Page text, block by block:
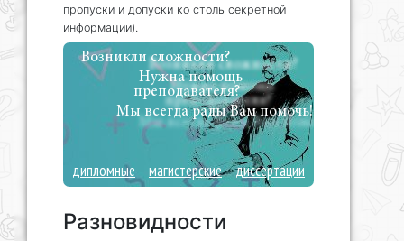
пропуски и допуски ко столь секретной
информации).
Возникли сложности?
Нужна помощь
преподавателя?
Мы всегда рады Вам помочь!
дипломные магистерские диссертации
Разновидности